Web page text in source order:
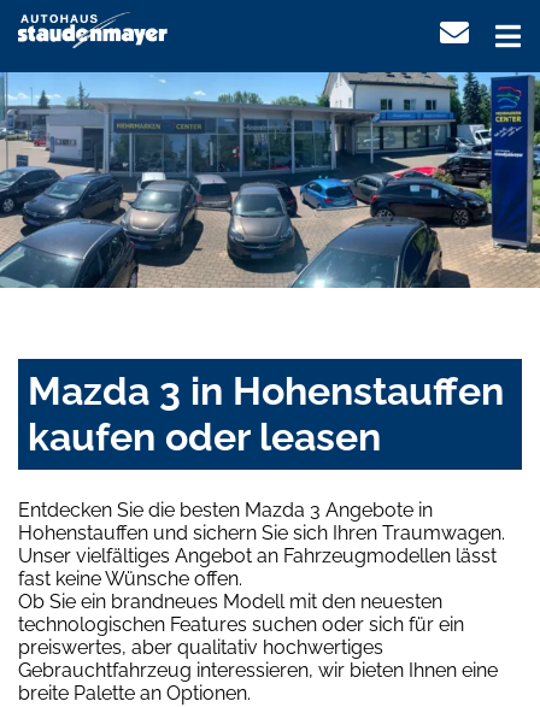
Mazda 3 in Hohenstauffen
kaufen oder leasen
Entdecken Sie die besten Mazda 3 Angebote in
Hohenstauffen und sichern Sie sich Ihren Traumwagen.
Unser vielfältiges Angebot an Fahrzeugmodellen lässt
fast keine Wünsche offen.
Ob Sie ein brandneues Modell mit den neuesten
technologischen Features suchen oder sich für ein
preiswertes, aber qualitativ hochwertiges
Gebrauchtfahrzeug interessieren, wir bieten Ihnen eine
breite Palette an Optionen.